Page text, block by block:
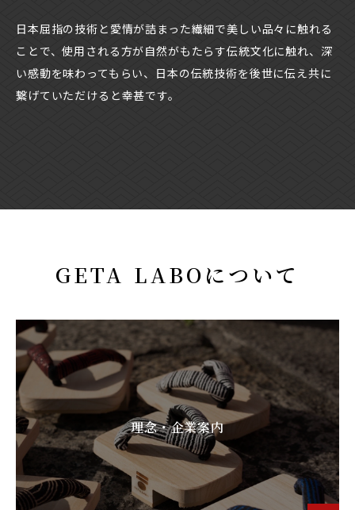
日本屈指の技術と愛情が詰まった繊細で美しい品々に触れる
ことで、使用される方が自然がもたらす伝統文化に触れ、深
い感動を味わってもらい、日本の伝統技術を後世に伝え共に
繋げていただけると幸甚です。
GETA LABOについて
理念・企業案内